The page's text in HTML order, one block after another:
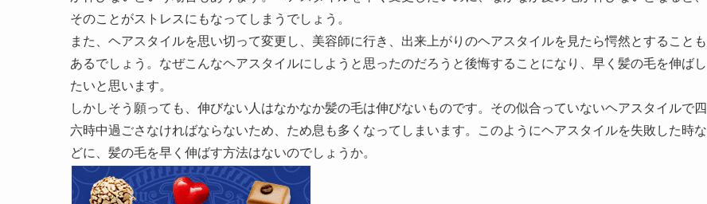
そのことがストレスにもなってしまうでしょう。
また、ヘアスタイルを思い切って変更し、美容師に行き、出来上がりのヘアスタイルを見たら愕然とすることも
あるでしょう。なぜこんなヘアスタイルにしようと思ったのだろうと後悔することになり、早く髪の毛を伸ばし
たいと思います。
しかしそう願っても、伸びない人はなかなか髪の毛は伸びないものです。その似合っていないヘアスタイルで四
六時中過ごさなければならないため、ため息も多くなってしまいます。このようにヘアスタイルを失敗した時な
どに、髪の毛を早く伸ばす方法はないのでしょうか。